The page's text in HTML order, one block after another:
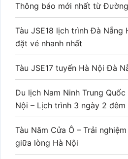
Thông báo mới nhất từ
Tàu JSE18 lịch trình Đà Nẵng
đặt vé nhanh nhất
Tàu JSE17 tuyến Hà Nội Đà
Du lịch Nam Ninh Trung
Nội – Lịch trình 3 ngày 2 đêm
Tàu Năm Cửa Ô – Trải
giữa lòng Hà Nội